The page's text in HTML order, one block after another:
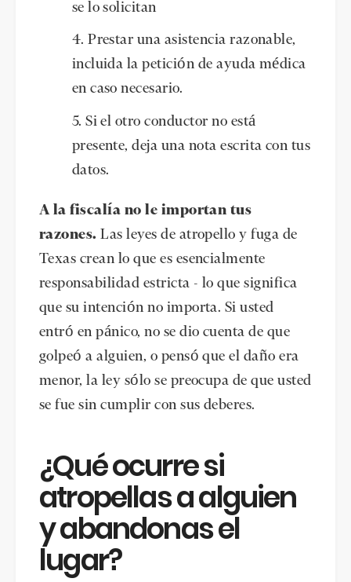
se lo solicitan
Prestar una asistencia razonable,
incluida la petición de ayuda médica
en caso necesario.
Si el otro conductor no está
presente, deja una nota escrita con tus
datos.
A la fiscalía no le importan tus
razones. Las leyes de atropello y fuga de
Texas crean lo que es esencialmente
responsabilidad estricta - lo que significa
que su intención no importa. Si usted
entró en pánico, no se dio cuenta de que
golpeó a alguien, o pensó que el daño era
menor, la ley sólo se preocupa de que usted
se fue sin cumplir con sus deberes.
¿Qué ocurre si
atropellas a alguien
y abandonas el
lugar?